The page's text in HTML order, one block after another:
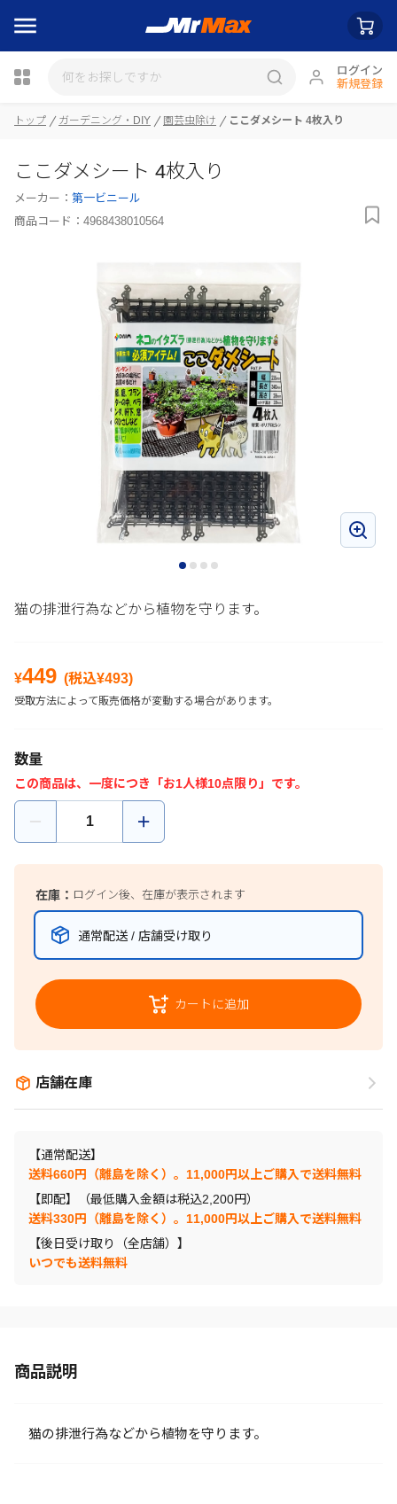
ログイン
新規登録
瓶詰
トップ ガーデニング・DIY 園芸虫除け ここダメシート 4枚入り
ここダメシート 4枚入り
メーカー： 第一ビニール
商品コード： 4968438010564
猫の排泄行為などから植物を守ります。
¥449 (税込¥493)
受取方法によって販売価格が変動する場合があります。
数量
この商品は、一度につき「お1人様10点限り」です。
在庫： ログイン後、在庫が表示されます
通常配送 / 店舗受け取り
カートに追加
店舗在庫
【通常配送】
送料660円（離島を除く）。11,000円以上ご購入で送料無料
【即配】（最低購入金額は税込2,200円）
送料330円（離島を除く）。11,000円以上ご購入で送料無料
【後日受け取り（全店舗）】
いつでも送料無料
商品説明
猫の排泄行為などから植物を守ります。